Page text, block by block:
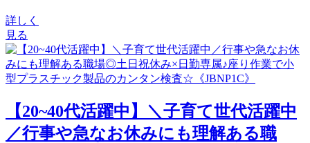
詳しく
見る
【20~40代活躍中】＼子育て世代活躍中
／行事や急なお休みにも理解ある職